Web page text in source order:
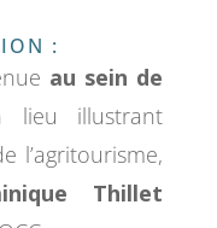
:
au sein de
lieu illustrant
l’agritourisme,
Thillet